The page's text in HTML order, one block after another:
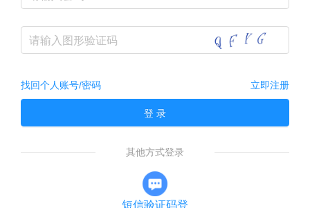
找回个人账号/密码 立即注册
登 录
其他方式登录
短信验证码登